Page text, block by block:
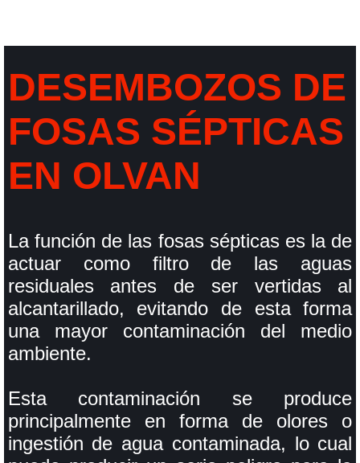
DESEMBOZOS DE
FOSAS SÉPTICAS
EN OLVAN
La función de las fosas sépticas es la de
actuar como filtro de las aguas
residuales antes de ser vertidas al
alcantarillado, evitando de esta forma
una mayor contaminación del medio
ambiente.
Esta contaminación se produce
principalmente en forma de olores o
ingestión de agua contaminada, lo cual